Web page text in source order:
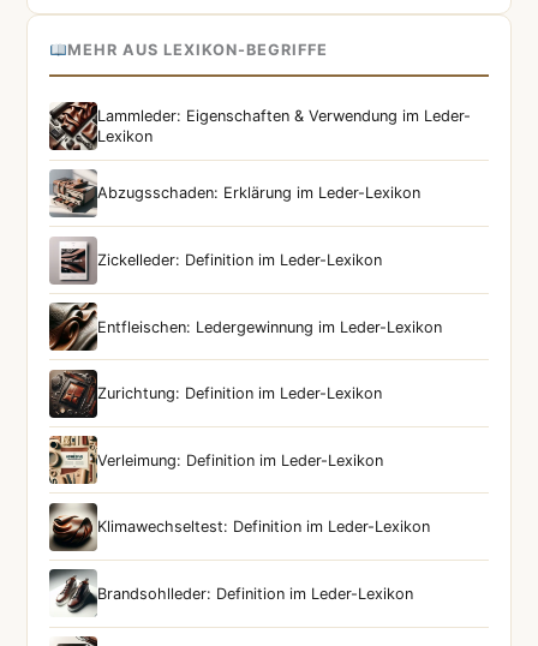
MEHR AUS LEXIKON-BEGRIFFE
Lammleder: Eigenschaften & Verwendung im Leder-
Lexikon
Abzugsschaden: Erklärung im Leder-Lexikon
Zickelleder: Definition im Leder-Lexikon
Entfleischen: Ledergewinnung im Leder-Lexikon
Zurichtung: Definition im Leder-Lexikon
Verleimung: Definition im Leder-Lexikon
Klimawechseltest: Definition im Leder-Lexikon
Brandsohlleder: Definition im Leder-Lexikon